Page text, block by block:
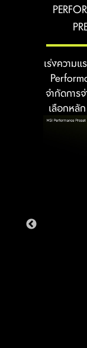
เร่งความ
จำกัดการ
เลือกหลั
โครง
เฉพา
ทางแม่
ความ